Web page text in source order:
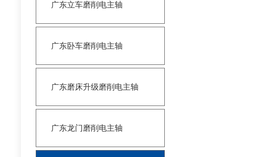
广东立车磨削电主轴
广东卧车磨削电主轴
广东磨床升级磨削电主轴
广东龙门磨削电主轴